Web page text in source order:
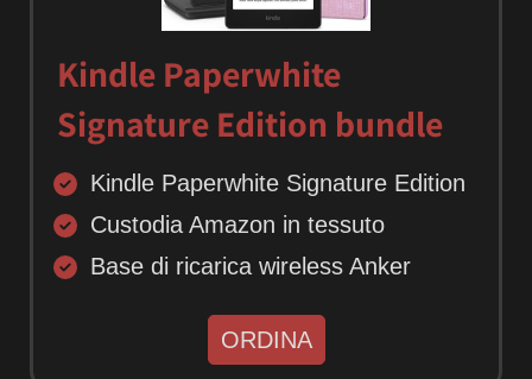
Kindle Paperwhite
Signature Edition bundle
Kindle Paperwhite Signature Edition
Custodia Amazon in tessuto
Base di ricarica wireless Anker
ORDINA